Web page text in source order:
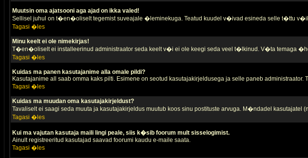
Muutsin oma ajatsooni aga ajad on ikka valed!
Sellisel juhul on t�en�oliselt tegemist suveajale �leminekuga. Teatud kuudel v�ivad esineda selle t�ttu
Tagasi �les
Minu keelt ei ole nimekirjas!
T�en�oliselt ei installeerinud administraator seda keelt v�i ei ole keegi seda veel t�lkinud. V�ta temaga
Tagasi �les
Kuidas ma panen kasutajanime alla omale pildi?
Kasutajanime all saab omma kaks pilti. Esimene on seotud kasutajakirjeldusega ja selle paneb
Tagasi �les
Kuidas ma muudan oma kasutajakirjeldust?
Tavaliselt ei saagi seda muuta ja kasutajakirjeldus muutub koos sinu postituste arvuga. M�ndadel
Tagasi �les
Kui ma vajutan kasutaja maili lingi peale, siis k�sib foorum mult sisselogimist.
Ainult registreeritud kasutajad saavad foorumi kaudu e-maile saata.
Tagasi �les